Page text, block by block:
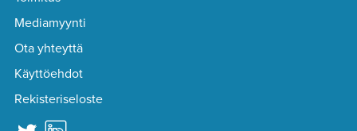
Mediamyynti
Ota yhteyttä
Käyttöehdot
Rekisteriseloste